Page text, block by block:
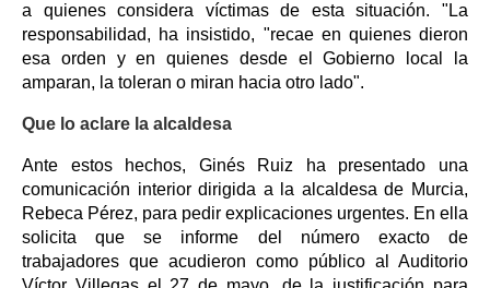
a quienes considera víctimas de esta situación. "La
responsabilidad, ha insistido, "recae en quienes dieron
esa orden y en quienes desde el Gobierno local la
amparan, la toleran o miran hacia otro lado".
Que lo aclare la alcaldesa
Ante estos hechos, Ginés Ruiz ha presentado una
comunicación interior dirigida a la alcaldesa de Murcia,
Rebeca Pérez, para pedir explicaciones urgentes. En ella
solicita que se informe del número exacto de
trabajadores que acudieron como público al Auditorio